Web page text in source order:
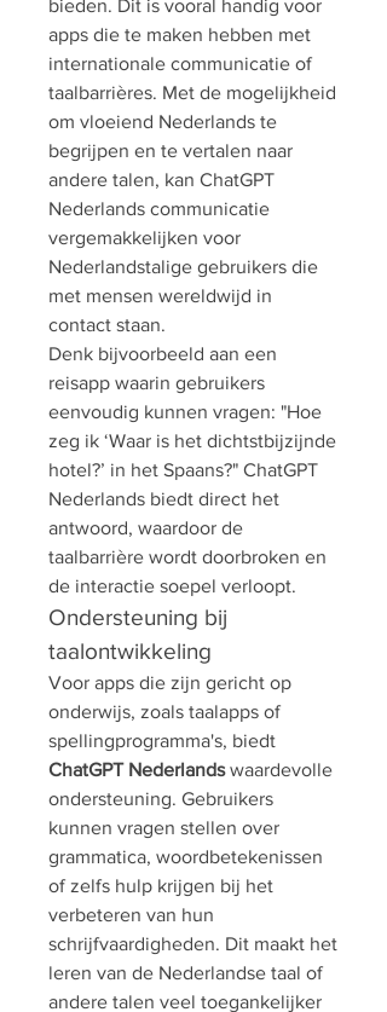
bieden. Dit is vooral handig voor
apps die te maken hebben met
internationale communicatie of
taalbarrières. Met de mogelijkheid
om vloeiend Nederlands te
begrijpen en te vertalen naar
andere talen, kan ChatGPT
Nederlands communicatie
vergemakkelijken voor
Nederlandstalige gebruikers die
met mensen wereldwijd in
contact staan.
Denk bijvoorbeeld aan een
reisapp waarin gebruikers
eenvoudig kunnen vragen: "Hoe
zeg ik ‘Waar is het dichtstbijzijnde
hotel?’ in het Spaans?" ChatGPT
Nederlands biedt direct het
antwoord, waardoor de
taalbarrière wordt doorbroken en
de interactie soepel verloopt.
Ondersteuning bij
taalontwikkeling
Voor apps die zijn gericht op
onderwijs, zoals taalapps of
ChatGPT Nederlands waardevolle
ondersteuning. Gebruikers
kunnen vragen stellen over
grammatica, woordbetekenissen
of zelfs hulp krijgen bij het
verbeteren van hun
schrijfvaardigheden. Dit maakt het
leren van de Nederlandse taal of
andere talen veel toegankelijker